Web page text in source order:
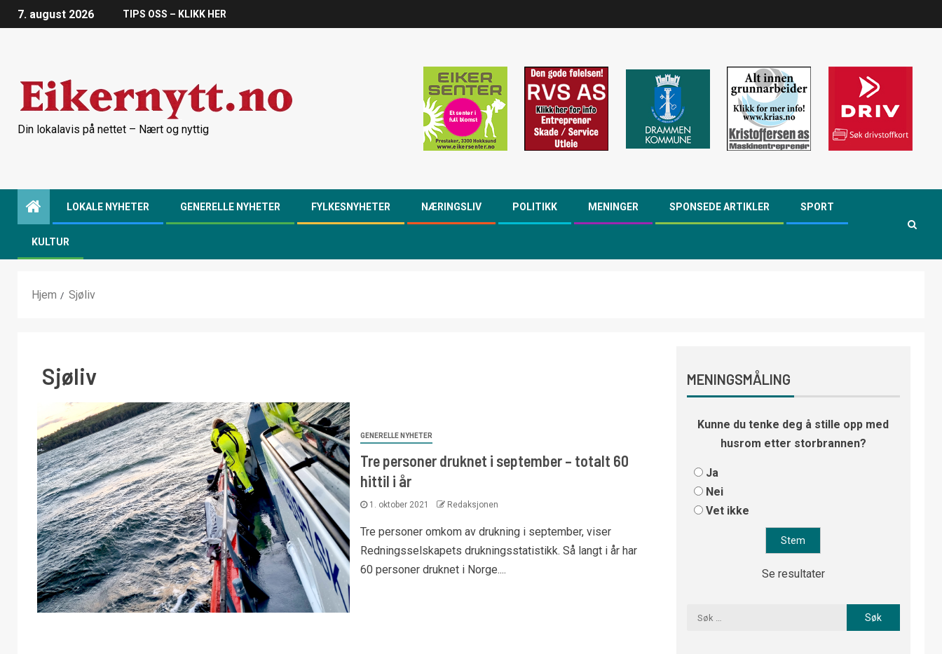
7. august 2026 TIPS OSS – KLIKK HER
Din lokalavis på nettet – Nært og nyttig
LOKALE NYHETER GENERELLE NYHETER FYLKESNYHETER NÆRINGSLIV POLITIKK MENINGER SPONSEDE ARTIKLER SPORT
KULTUR
Hjem Sjøliv
Sjøliv
GENERELLE NYHETER
Tre personer druknet i september – totalt 60
hittil i år
1. oktober 2021 Redaksjonen
Tre personer omkom av drukning i september, viser
Redningsselskapets drukningsstatistikk. Så langt i år har
60 personer druknet i Norge....
MENINGSMÅLING
Kunne du tenke deg å stille opp med
husrom etter storbrannen?
Ja
Nei
Vet ikke
Se resultater